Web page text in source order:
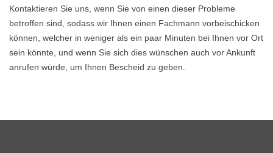
Kontaktieren Sie uns, wenn Sie von einen dieser Probleme
betroffen sind, sodass wir Ihnen einen Fachmann vorbeischicken
können, welcher in weniger als ein paar Minuten bei Ihnen vor Ort
sein könnte, und wenn Sie sich dies wünschen auch vor Ankunft
anrufen würde, um Ihnen Bescheid zu geben.